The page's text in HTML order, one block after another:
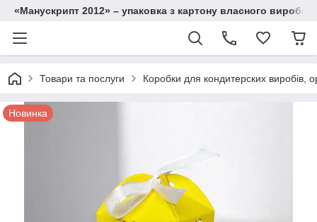
«Манускрипт 2012» – упаковка з картону власного
Товари та послуги Коробки для кондитерских виробів,
Новинка